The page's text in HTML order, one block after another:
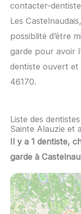
contacter-
Les
possiblité d’être
garde pour avoir
dentiste ouvert
46170.
Liste des
Sainte Alauzie et
Il y a 1 dentiste,
garde à